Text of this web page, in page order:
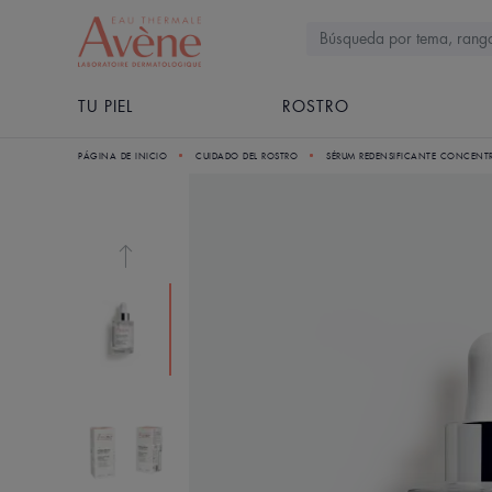
TU PIEL ROSTRO
PÁGINA DE INICIO CUIDADO DEL ROSTRO SÉRUM REDENSIFICANTE